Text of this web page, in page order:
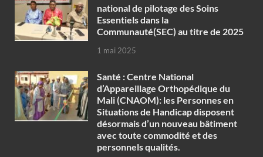
national de pilotage des Soins
Essentiels dans la
Communauté(SEC) au titre de 2025
1 mai 2025
Santé : Centre National
d’Appareillage Orthopédique du
Mali (CNAOM): les Personnes en
Situations de Handicap disposent
désormais d’un nouveau bâtiment
avec toute commodité et des
personnels qualités.